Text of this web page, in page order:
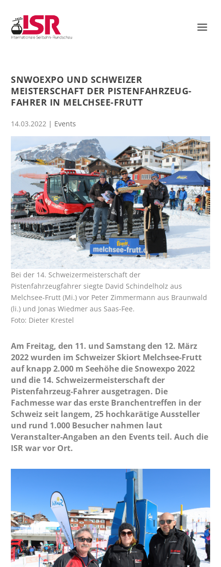
SNWOEXPO UND SCHWEIZER
MEISTERSCHAFT DER PISTENFAHRZEUG-
FAHRER IN MELCHSEE-FRUTT
14.03.2022 | Events
Bei der 14. Schweizermeisterschaft der
Pistenfahrzeugfahrer siegte David Schindelholz aus
Melchsee-Frutt (Mi.) vor Peter Zimmermann aus Braunwald
(li.) und Jonas Wiedmer aus Saas-Fee.
Foto: Dieter Krestel
Am Freitag, den 11. und Samstang den 12. März
2022 wurden im Schweizer Skiort Melchsee-Frutt
auf knapp 2.000 m Seehöhe die Snowexpo 2022
und die 14. Schweizermeisterschaft der
Pistenfahrzeug-Fahrer ausgetragen. Die
Fachmesse war das erste Branchentreffen in der
Schweiz seit langem, 25 hochkarätige Aussteller
und rund 1.000 Besucher nahmen laut
Veranstalter-Angaben an den Events teil. Auch die
ISR war vor Ort.